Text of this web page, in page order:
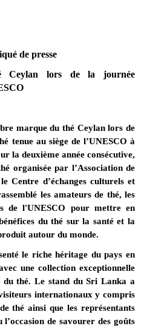
de presse
Ceylan lors de la journée
marque du thé Ceylan lors de
tenue au siège de l’UNESCO à
la deuxième année consécutive,
organisée par l’Association de
Centre d’échanges culturels et
les amateurs de thé, les
de l'UNESCO pour mettre en
du thé sur la santé et la
autour du monde.
le riche héritage du pays en
une collection exceptionnelle
du thé. Le stand du Sri Lanka a
internationaux y compris
thé ainsi que les représentants
de savourer des goûts